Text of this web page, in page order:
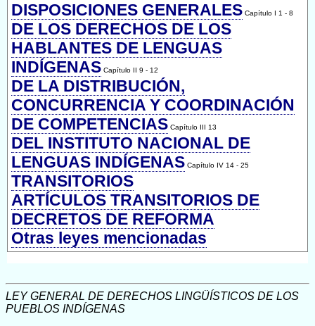
DISPOSICIONES GENERALES Capítulo I 1 - 8
DE LOS DERECHOS DE LOS
HABLANTES DE LENGUAS
INDÍGENAS Capítulo II 9 - 12
DE LA DISTRIBUCIÓN,
CONCURRENCIA Y COORDINACIÓN
DE COMPETENCIAS Capítulo III 13
DEL INSTITUTO NACIONAL DE
LENGUAS INDÍGENAS Capítulo IV 14 - 25
TRANSITORIOS
ARTÍCULOS TRANSITORIOS DE
DECRETOS DE REFORMA
Otras leyes mencionadas
LEY GENERAL DE DERECHOS LINGÜÍSTICOS DE LOS
PUEBLOS INDÍGENAS